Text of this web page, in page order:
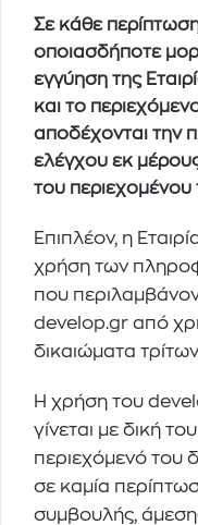
Σε κάθε
οποιασδήποτε
εγγύηση της
και το
αποδέχονται την
ελέγχου εκ
του περιεχομένου
Επιπλέον, η
χρήση των
που
develop.gr από
δικαιώματα
Η χρήση του
γίνεται με δική
περιεχόμενό του
σε καμία
συμβουλής,